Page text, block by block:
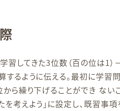
習してきた3位数（百の位は1
するように伝える。最初に学習
から繰り下げることができ ない
を考えよう」に設定し、既習事